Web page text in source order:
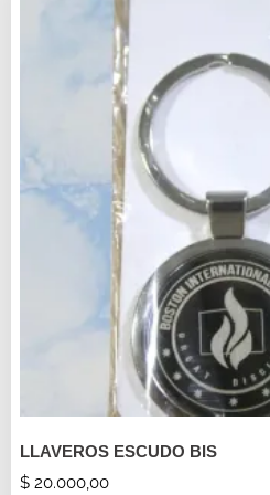
LLAVEROS ESCUDO BIS
$ 20.000,00